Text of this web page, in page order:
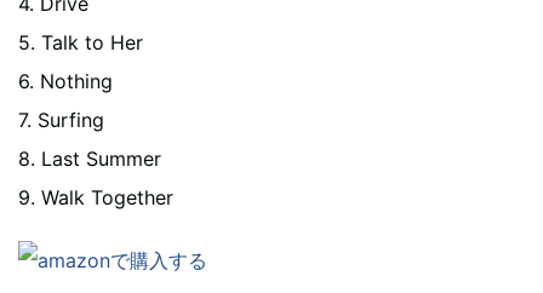
5. Talk to Her
6. Nothing
7. Surfing
8. Last Summer
9. Walk Together